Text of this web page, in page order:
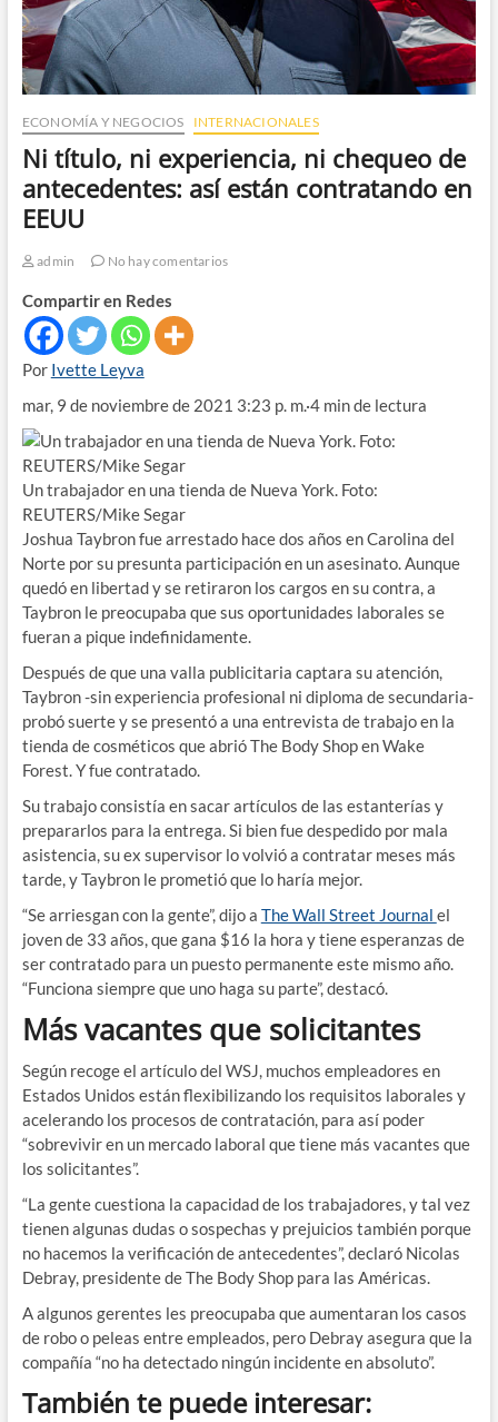
ECONOMÍA Y NEGOCIOS INTERNACIONALES
Ni título, ni experiencia, ni chequeo de
antecedentes: así están contratando en
EEUU
admin No hay comentarios
Compartir en Redes
Por Ivette Leyva
mar, 9 de noviembre de 2021 3:23 p. m.·4 min de lectura
Un trabajador en una tienda de Nueva York. Foto:
REUTERS/Mike Segar
Joshua Taybron fue arrestado hace dos años en Carolina del
Norte por su presunta participación en un asesinato. Aunque
quedó en libertad y se retiraron los cargos en su contra, a
Taybron le preocupaba que sus oportunidades laborales se
fueran a pique indefinidamente.
Después de que una valla publicitaria captara su atención,
Taybron -sin experiencia profesional ni diploma de secundaria-
probó suerte y se presentó a una entrevista de trabajo en la
tienda de cosméticos que abrió The Body Shop en Wake
Forest. Y fue contratado.
Su trabajo consistía en sacar artículos de las estanterías y
prepararlos para la entrega. Si bien fue despedido por mala
asistencia, su ex supervisor lo volvió a contratar meses más
tarde, y Taybron le prometió que lo haría mejor.
“Se arriesgan con la gente”, dijo a The Wall Street Journal el
joven de 33 años, que gana $16 la hora y tiene esperanzas de
ser contratado para un puesto permanente este mismo año.
“Funciona siempre que uno haga su parte”, destacó.
Más vacantes que solicitantes
Según recoge el artículo del WSJ, muchos empleadores en
Estados Unidos están flexibilizando los requisitos laborales y
acelerando los procesos de contratación, para así poder
“sobrevivir en un mercado laboral que tiene más vacantes que
los solicitantes”.
“La gente cuestiona la capacidad de los trabajadores, y tal vez
tienen algunas dudas o sospechas y prejuicios también porque
no hacemos la verificación de antecedentes”, declaró Nicolas
Debray, presidente de The Body Shop para las Américas.
A algunos gerentes les preocupaba que aumentaran los casos
de robo o peleas entre empleados, pero Debray asegura que la
compañía “no ha detectado ningún incidente en absoluto”.
También te puede interesar: